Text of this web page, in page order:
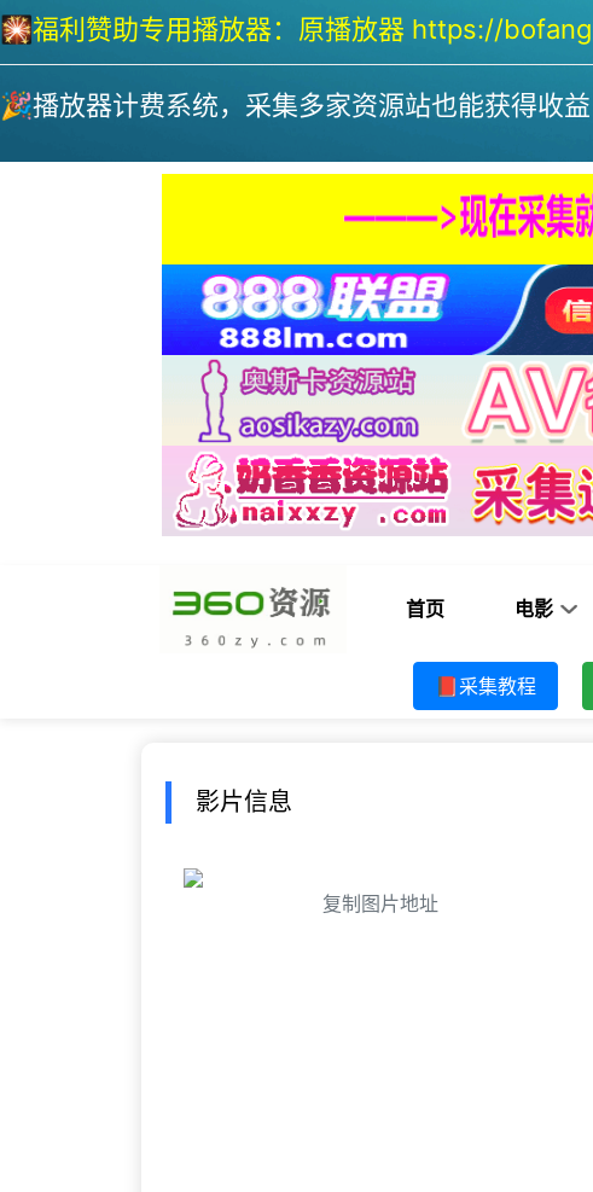
🎇福利赞助专用播放器： 原播放器 https://
🎉播放器计费系统，采集多家资源站也能获得收
首页 电影
📕采集教程
影片信息
复制图片地址